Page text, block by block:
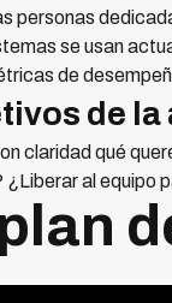
personas
se usan
de
de
claridad qué
¿Liberar al equipo